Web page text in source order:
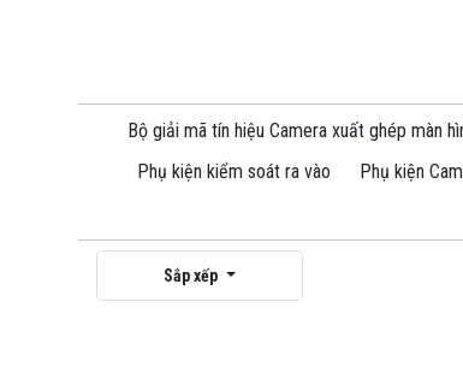
Bộ giải mã tín hiệu Camera xuất ghép màn
Phụ kiện kiểm soát ra vào
Phụ kiện
Sắp xếp